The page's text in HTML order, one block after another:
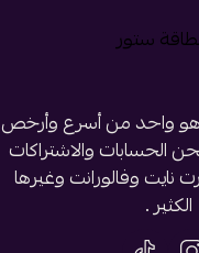
واحد من أسرع وأرخص
الحسابات والاشتراكات
نايت وفالورانت وغيرها
الكثير .